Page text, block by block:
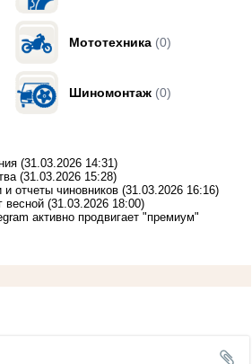
Мототехника (0)
Шиномонтаж (0)
(31.03.2026 14:31)
(31.03.2026 15:28)
отчеты чиновников (31.03.2026 16:16)
весной (31.03.2026 18:00)
активно продвигает "премиум"